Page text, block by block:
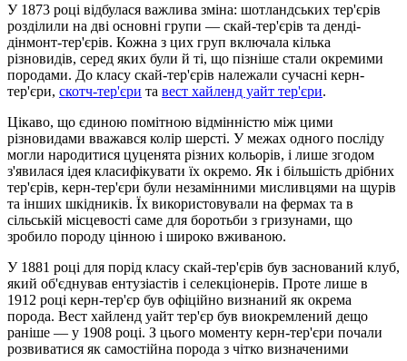
У 1873 році відбулася важлива зміна: шотландських тер'єрів
розділили на дві основні групи — скай-тер'єрів та денді-
дінмонт-тер'єрів. Кожна з цих груп включала кілька
різновидів, серед яких були й ті, що пізніше стали окремими
породами. До класу скай-тер'єрів належали сучасні керн-
тер'єри, скотч-тер'єри та вест хайленд уайт тер'єри.
Цікаво, що єдиною помітною відмінністю між цими
різновидами вважався колір шерсті. У межах одного посліду
могли народитися цуценята різних кольорів, і лише згодом
з'явилася ідея класифікувати їх окремо. Як і більшість дрібних
тер'єрів, керн-тер'єри були незамінними мисливцями на щурів
та інших шкідників. Їх використовували на фермах та в
сільській місцевості саме для боротьби з гризунами, що
зробило породу цінною і широко вживаною.
У 1881 році для порід класу скай-тер'єрів був заснований клуб,
який об'єднував ентузіастів і селекціонерів. Проте лише в
1912 році керн-тер'єр був офіційно визнаний як окрема
порода. Вест хайленд уайт тер'єр був виокремлений дещо
раніше — у 1908 році. З цього моменту керн-тер'єри почали
розвиватися як самостійна порода з чітко визначеними